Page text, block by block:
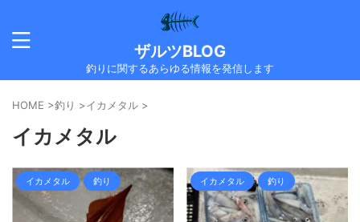
ザルツBLOG
釣りに関するあらゆる情報を発信します
HOME >釣り >イカメタル >
イカメタル
イカメタル 釣り イカメタル 釣り